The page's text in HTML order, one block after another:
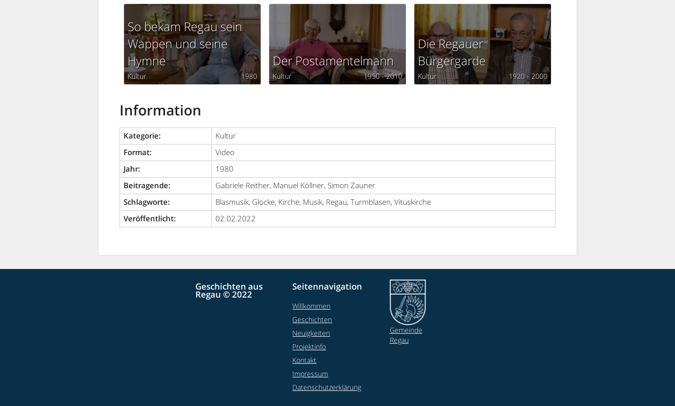
So bekam Regau sein
Wappen und seine
Hymne
Kultur 1980
Der Postamentelmann
Kultur 1950 - 2010
Die Regauer
Bürgergarde
Kultur 1920 - 2000
Information
Kategorie:
Kultur
Format:
Video
Jahr:
1980
Beitragende:
Gabriele Reither, Manuel Köllner, Simon Zauner
Schlagworte:
Blasmusik, Glocke, Kirche, Musik, Regau, Turmblasen, Vituskirche
Veröffentlicht:
02.02.2022
Geschichten aus
Regau © 2022
Seitennavigation
Willkommen
Geschichten
Neuigkeiten
Projektinfo
Kontakt
Impressum
Datenschutzerklärung
Gemeinde
Regau